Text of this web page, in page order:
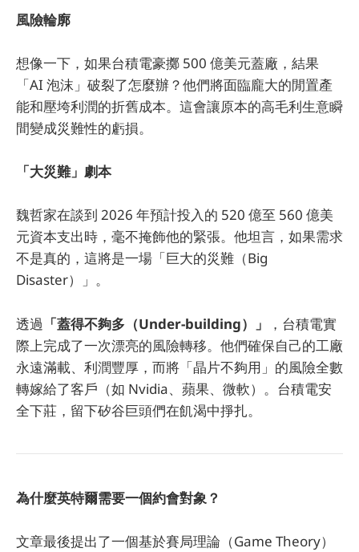
風險輪廓
想像一下，如果台積電豪擲 500 億美元蓋廠，結果
「AI 泡沫」破裂了怎麼辦？他們將面臨龐大的閒置產
能和壓垮利潤的折舊成本。這會讓原本的高毛利生意瞬
間變成災難性的虧損。
「大災難」劇本
魏哲家在談到 2026 年預計投入的 520 億至 560 億美
元資本支出時，毫不掩飾他的緊張。他坦言，如果需求
不是真的，這將是一場「巨大的災難（Big
Disaster）」。
透過 「蓋得不夠多（Under-building）」
，台積電實
際上完成了一次漂亮的風險轉移。他們確保自己的工廠
永遠滿載、利潤豐厚，而將「晶片不夠用」的風險全數
轉嫁給了客戶（如 Nvidia、蘋果、微軟）。台積電安
全下莊，留下矽谷巨頭們在飢渴中掙扎。
為什麼英特爾需要一個約會對象？
文章最後提出了一個基於賽局理論（Game Theory）